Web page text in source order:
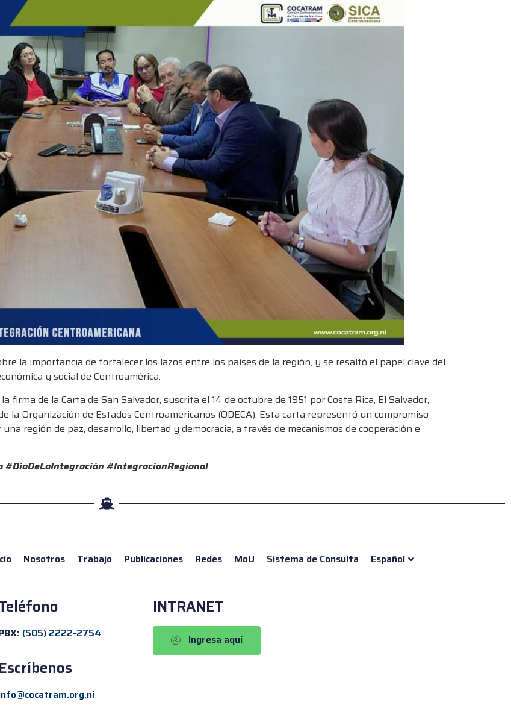
la importancia de fortalecer los lazos entre los países de la región, y se resaltó el papel clave del
y social de Centroamérica.
firma de la Carta de San Salvador, suscrita el 14 de octubre de 1951 por Costa Rica, El Salvador,
la Organización de Estados Centroamericanos (ODECA). Esta carta representó un compromiso
región de paz, desarrollo, libertad y democracia, a través de mecanismos de cooperación e
#DíaDeLaIntegración #IntegracionRegional
Nosotros Trabajo Publicaciones Redes MoU Sistema de Consulta Español
(505) 2222-2754
Escríbenos
INTRANET
Ingresa aquí